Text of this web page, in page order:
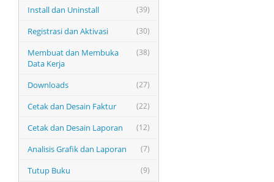
(39)
Install dan Uninstall
(30)
Registrasi dan Aktivasi
(38)
Membuat dan Membuka
Data Kerja
(27)
Downloads
(22)
Cetak dan Desain Faktur
(12)
Cetak dan Desain Laporan
(7)
Analisis Grafik dan Laporan
(9)
Tutup Buku